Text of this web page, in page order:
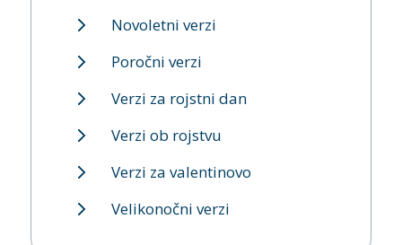
Novoletni verzi
Poročni verzi
Verzi za rojstni dan
Verzi ob rojstvu
Verzi za valentinovo
Velikonočni verzi